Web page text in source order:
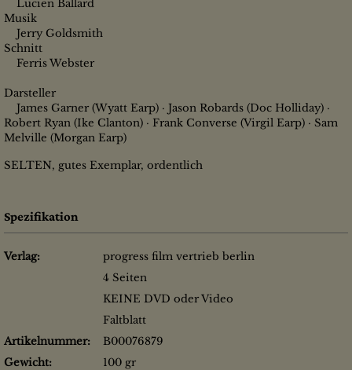
Lucien Ballard
Musik
Jerry Goldsmith
Schnitt
Ferris Webster
Darsteller
James Garner (Wyatt Earp) · Jason Robards (Doc Holliday) ·
Robert Ryan (Ike Clanton) · Frank Converse (Virgil Earp) · Sam
Melville (Morgan Earp)
SELTEN, gutes Exemplar, ordentlich
Spezifikation
Verlag:
progress film vertrieb berlin
4 Seiten
KEINE DVD oder Video
Faltblatt
Artikelnummer:
B00076879
Gewicht:
100 gr